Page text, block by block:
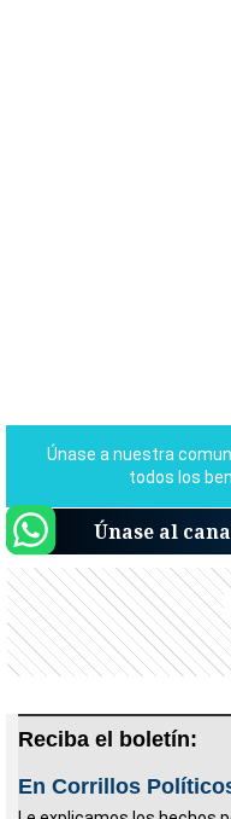
Únase al
Reciba el boletín:
En Corrillos